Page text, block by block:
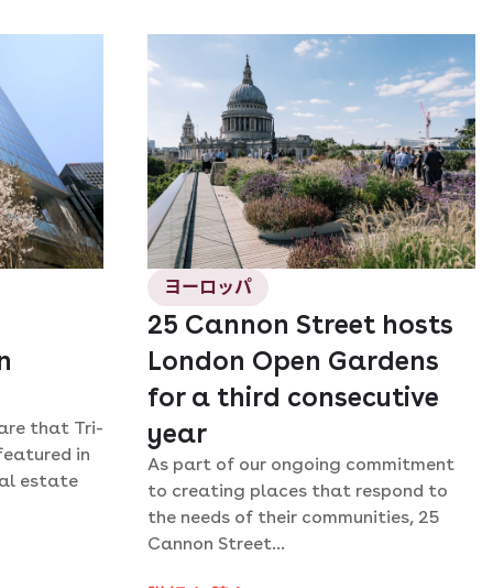
that Tri-
in
estate
ヨーロッパ
25 Cannon Street hosts
London Open Gardens
for a third consecutive
year
As part of our ongoing commitment
to creating places that respond to
the needs of their communities, 25
Cannon Street...